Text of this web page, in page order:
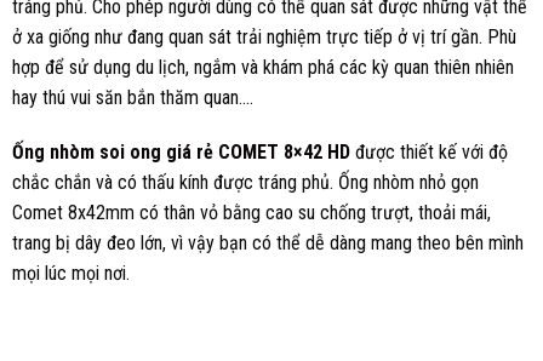
tráng phủ. Cho phép người dùng có thể quan sát được những vật thể
ở xa giống như đang quan sát trải nghiệm trực tiếp ở vị trí gần. Phù
hợp để sử dụng du lịch, ngắm và khám phá các kỳ quan thiên nhiên
hay thú vui săn bắn thăm quan….
Ống nhòm soi ong giá rẻ COMET 8×42 HD được thiết kế với độ
chắc chắn và có thấu kính được tráng phủ. Ống nhòm nhỏ gọn
Comet 8x42mm có thân vỏ bằng cao su chống trượt, thoải mái,
trang bị dây đeo lớn, vì vậy bạn có thể dễ dàng mang theo bên mình
mọi lúc mọi nơi.